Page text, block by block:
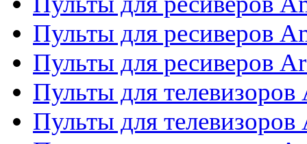
Пульты для ресиверов
Пульты для ресиверов
Пульты для
Пульты для телевизоров